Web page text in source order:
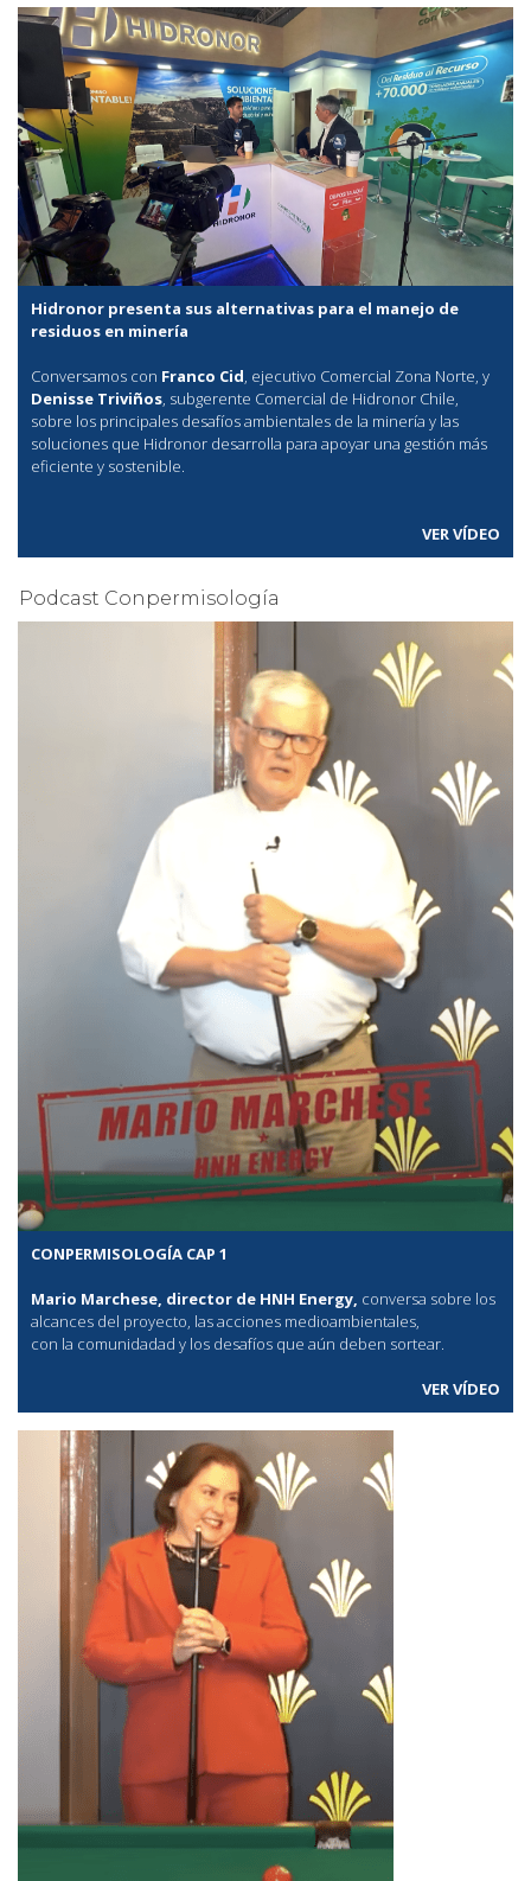
Hidronor presenta sus alternativas para el manejo de
residuos en minería
Conversamos con Franco Cid, ejecutivo Comercial Zona Norte, y
Denisse Triviños, subgerente Comercial de Hidronor Chile,
sobre los principales desafíos ambientales de la minería y las
soluciones que Hidronor desarrolla para apoyar una gestión más
eficiente y sostenible.
VER VÍDEO
Podcast Conpermisología
CONPERMISOLOGÍA CAP 1
Mario Marchese, director de HNH Energy, conversa sobre los
alcances del proyecto, las acciones medioambientales,
con la comunidadad y los desafíos que aún deben sortear.
VER VÍDEO